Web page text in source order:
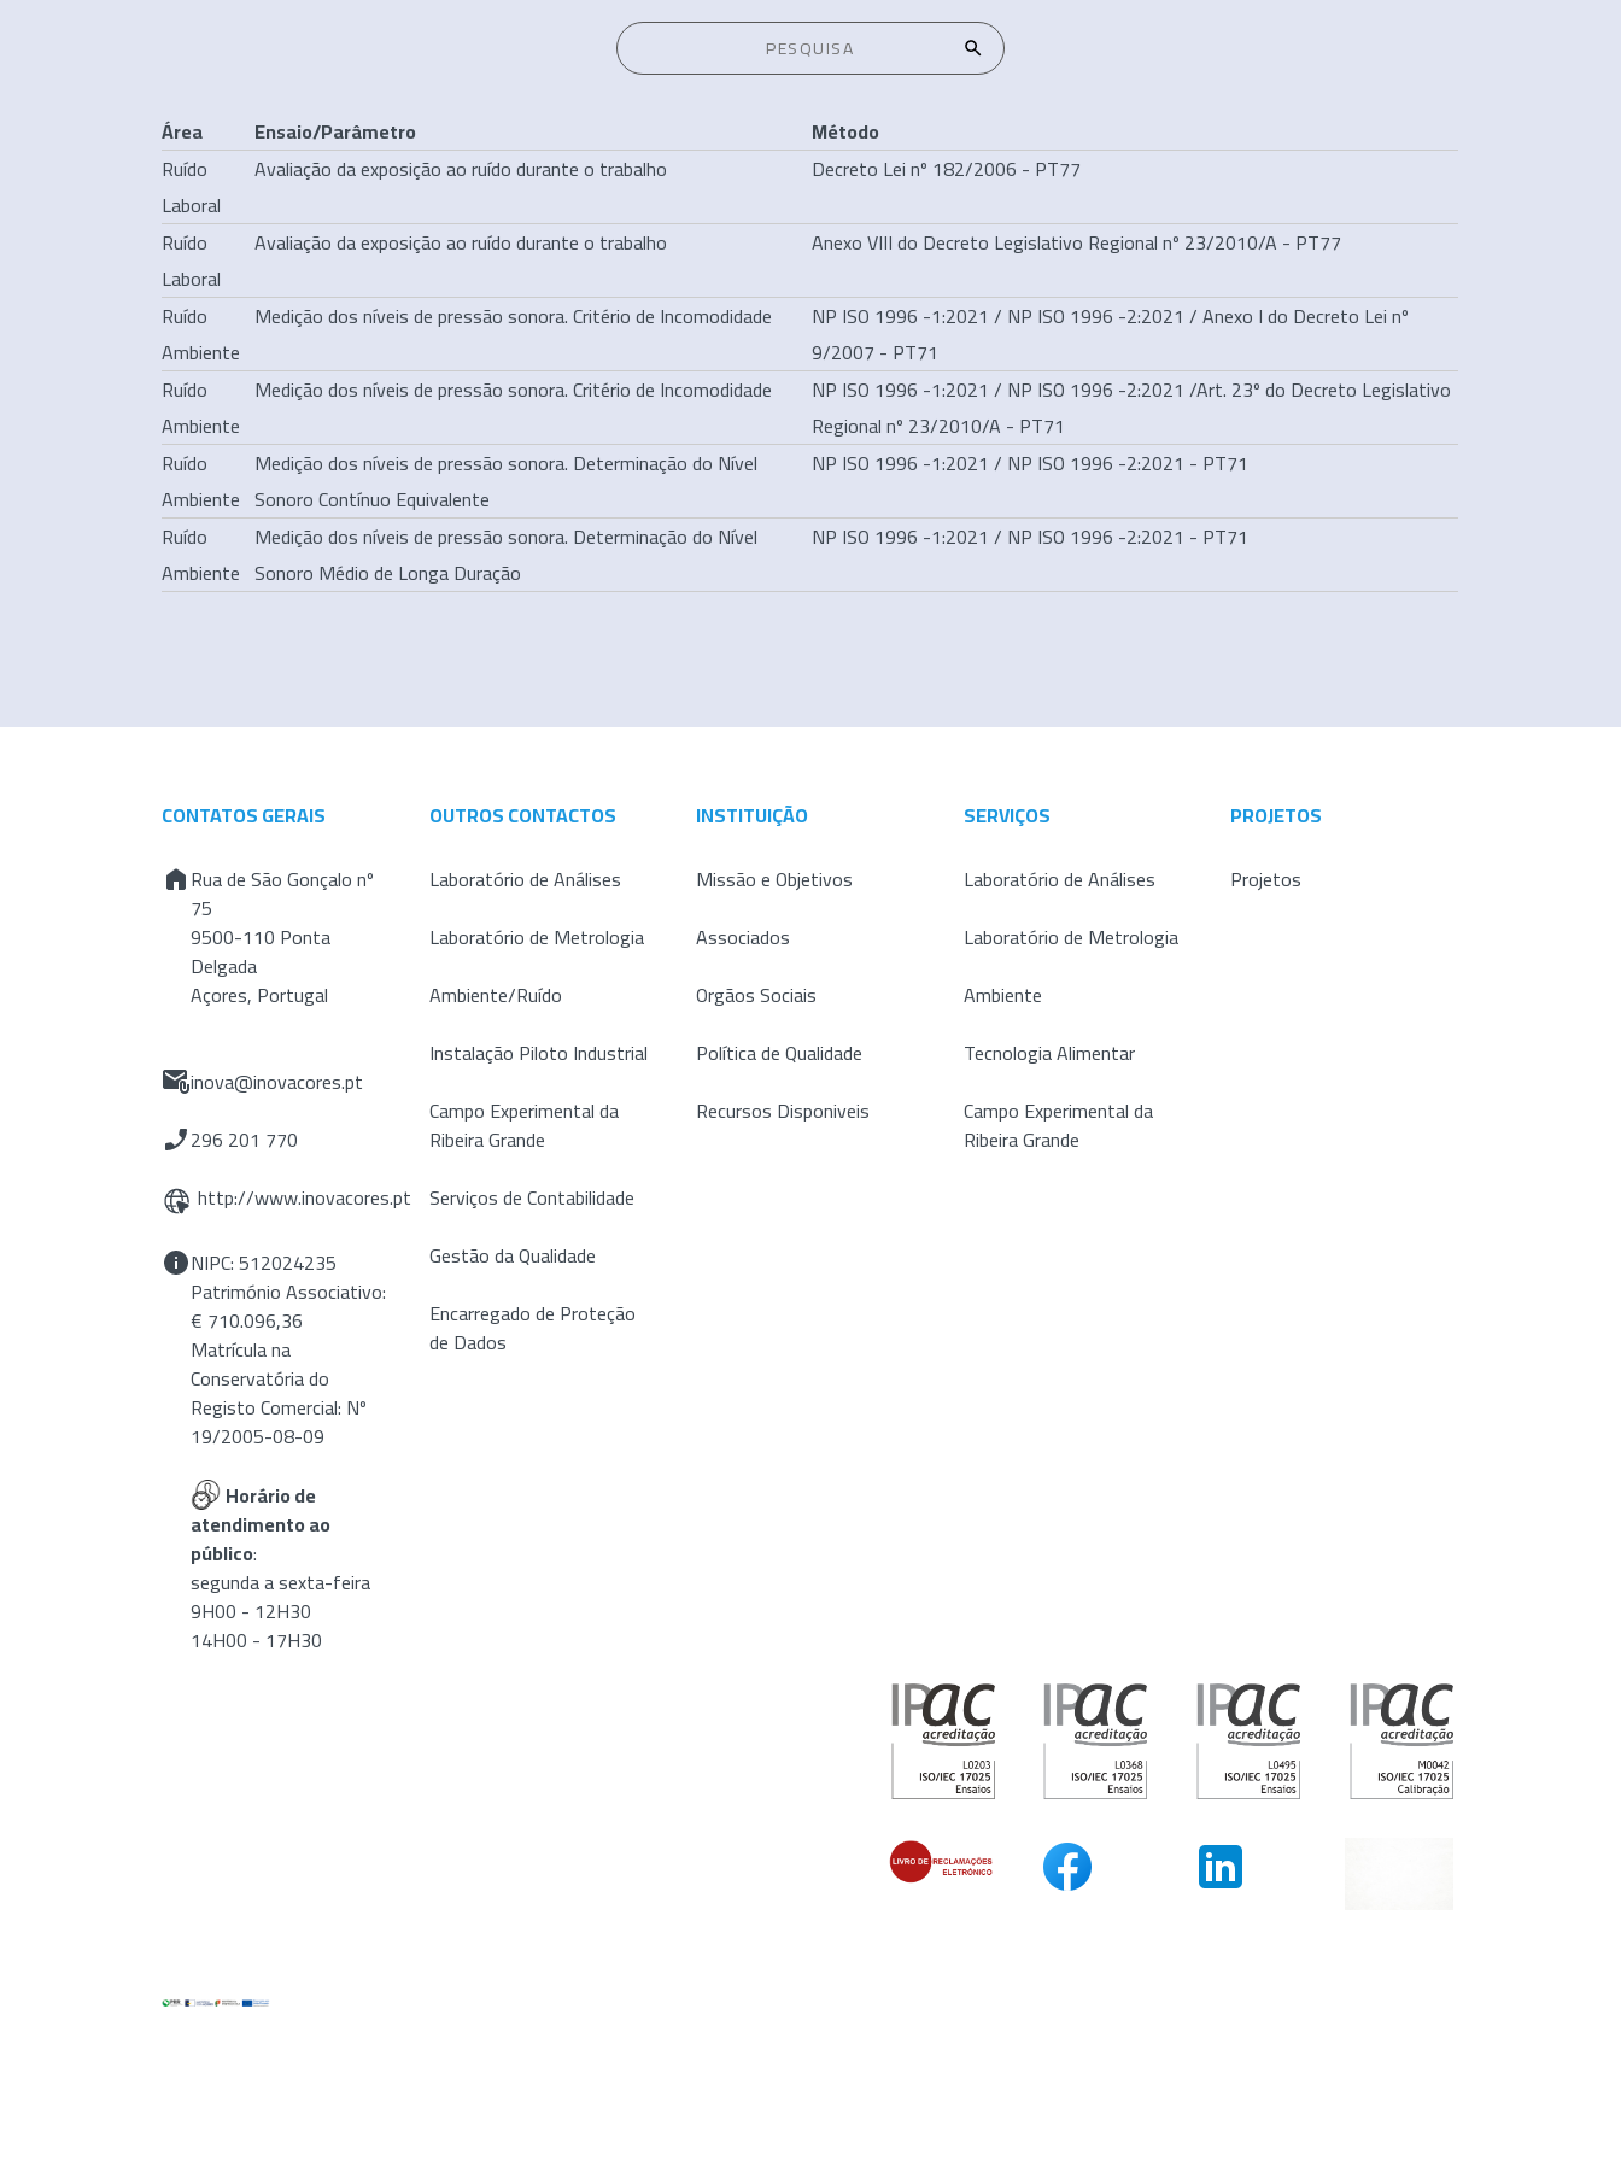
Área Ensaio/Parâmetro
Método
Ruído
Laboral
Avaliação da exposição ao ruído durante o trabalho Decreto Lei nº 182/2006 - PT77
Ruído
Laboral
Avaliação da exposição ao ruído durante o trabalho Anexo VIII do Decreto Legislativo Regional nº 23/2010/A - PT77
Ruído
Ambiente
Medição dos níveis de pressão sonora. Critério de Incomodidade
NP ISO 1996 -1:2021 / NP ISO 1996 -2:2021 / Anexo I do Decreto Lei nº
9/2007 - PT71
Ruído
Ambiente
Medição dos níveis de pressão sonora. Critério de Incomodidade
NP ISO 1996 -1:2021 / NP ISO 1996 -2:2021 /Art. 23º do Decreto Legislativo
Regional nº 23/2010/A - PT71
Ruído
Ambiente
Medição dos níveis de pressão sonora. Determinação do Nível
Sonoro Contínuo Equivalente
NP ISO 1996 -1:2021 / NP ISO 1996 -2:2021 - PT71
Ruído
Ambiente
Medição dos níveis de pressão sonora. Determinação do Nível
Sonoro Médio de Longa Duração
NP ISO 1996 -1:2021 / NP ISO 1996 -2:2021 - PT71
CONTATOS GERAIS
Rua de São Gonçalo nº
75
9500-110 Ponta
Delgada
Açores, Portugal
inova@inovacores.pt
296 201 770
http://www.inovacores.pt
NIPC: 512024235
Património Associativo:
€ 710.096,36
Matrícula na
Conservatória do
Registo Comercial: Nº
19/2005-08-09
Horário de
atendimento ao
público:
segunda a sexta-feira
9H00 - 12H30
14H00 - 17H30
OUTROS CONTACTOS
Laboratório de Análises
Laboratório de Metrologia
Ambiente/Ruído
Instalação Piloto Industrial
Campo Experimental da
Ribeira Grande
Serviços de Contabilidade
Gestão da Qualidade
Encarregado de Proteção
de Dados
INSTITUIÇÃO
Missão e Objetivos
Associados
Orgãos Sociais
Política de Qualidade
Recursos Disponiveis
SERVIÇOS
Laboratório de Análises
Laboratório de Metrologia
Ambiente
Tecnologia Alimentar
Campo Experimental da
Ribeira Grande
PROJETOS
Projetos